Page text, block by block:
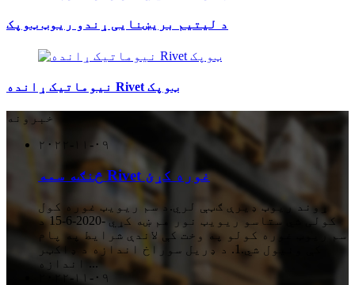
د لیتیم بریښنایی ړندو ریوټ ټوپک
نیوماتیک ړانده Rivet ټوپک
خبرونه
۲۰۲۲-۱۱-۰۹
څنګه سمه Rivet غوره کړئ
ړوند ریوټ ډیرې ګټې لري.د سم ریویټ غوره کول
کولی شي ستاسو ریویټ نور هم ښه کړي -2020-6-15 د
سم ریوټ غوره کولو په وخت کې لاندې شرایط په پام
کې ونیول شي.1. د ډریل سوراخ اندازه د ډاکټر
اندازه ...
۲۰۲۲-۱۱-۰۹